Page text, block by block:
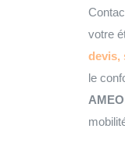
votre
devis,
le
AMEO